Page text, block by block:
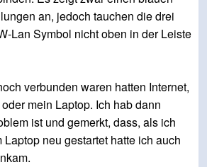
an, jedoch tauchen die drei
Lan Symbol nicht oben in der Leiste
verbunden waren hatten Internet,
mein Laptop. Ich hab dann
ist und gemerkt, dass, als ich
neu gestartet hatte ich auch